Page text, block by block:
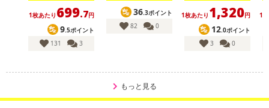
1枚あたり 699.7円
9.5ポイント
131
3
36.3ポイント
82
0
1枚あたり 1,320円
12.0ポイント
3
0
1
もっと見る